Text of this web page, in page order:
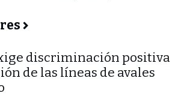
discriminación positiva
de las líneas de avales